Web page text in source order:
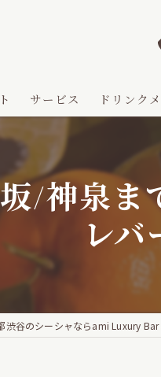
サービス ドリンク
/神泉ま
レバ
渋谷のシーシャならami Luxury